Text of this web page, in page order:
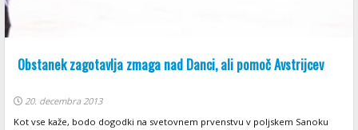
Obstanek zagotavlja zmaga nad Danci, ali pomoč Avstrijcev
20. decembra 2013
Kot vse kaže, bodo dogodki na svetovnem prvenstvu v poljskem Sanoku